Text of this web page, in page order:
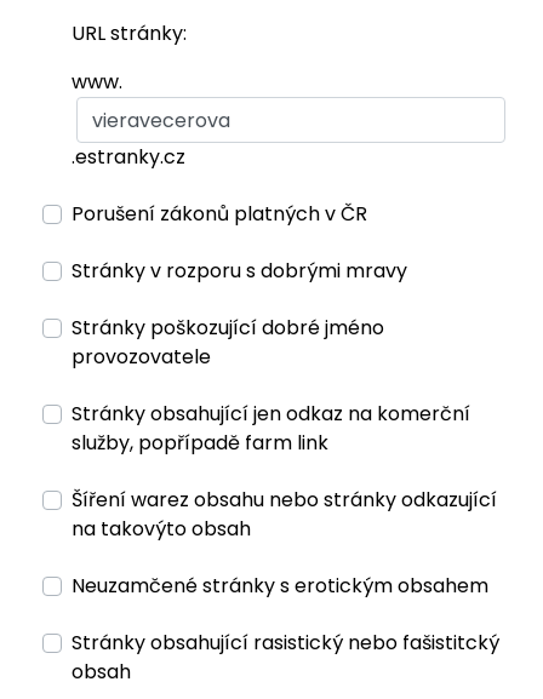
URL stránky:
www.
.estranky.cz
Porušení zákonů platných v ČR
Stránky v rozporu s dobrými mravy
Stránky poškozující dobré jméno
provozovatele
Stránky obsahující jen odkaz na komerční
služby, popřípadě farm link
Šíření warez obsahu nebo stránky odkazující
na takovýto obsah
Neuzamčené stránky s erotickým obsahem
Stránky obsahující rasistický nebo fašistitcký
obsah